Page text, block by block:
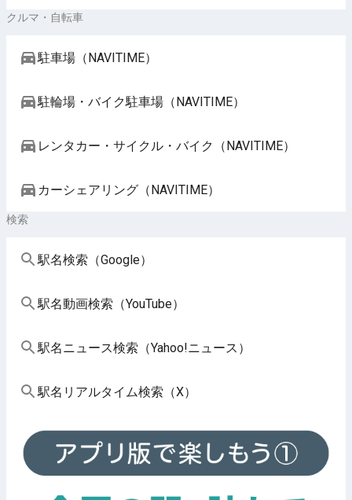
クルマ・自転車
駐車場（NAVITIME）
駐輪場・バイク駐車場（NAVITIME）
レンタカー・サイクル・バイク（NAVITIME）
カーシェアリング（NAVITIME）
検索
駅名検索（Google）
駅名動画検索（YouTube）
駅名ニュース検索（Yahoo!ニュース）
駅名リアルタイム検索（X）